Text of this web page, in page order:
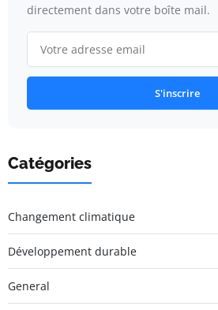
directement dans votre boîte mail.
S'inscrire
Catégories
Changement climatique
Développement durable
General